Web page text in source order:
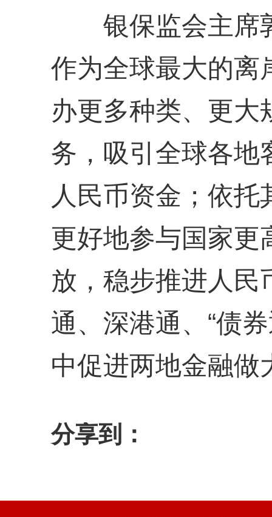
银保监会主席
作为全球最大的离
办更多种类、更大
务，吸引全球各地
人民币资金；依托
更好地参与国家更
放，稳步推进人民
通、深港通、“债
中促进两地金融做
分享到：